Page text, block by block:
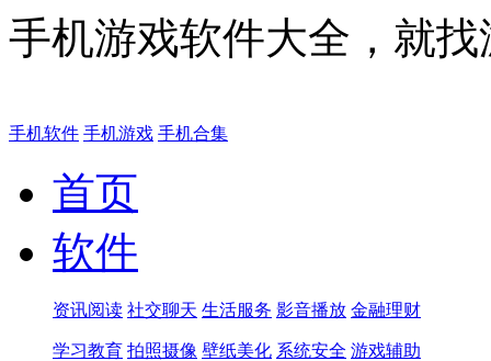
手机游戏软件大全，就
手机软件 手机游戏 手机合集
首页
软件
资讯阅读 社交聊天 生活服务 影音播放 金融理财
学习教育 拍照摄像 壁纸美化 系统安全 游戏辅助